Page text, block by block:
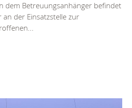
dem Betreuungsanhänger befindet
an der Einsatzstelle zur